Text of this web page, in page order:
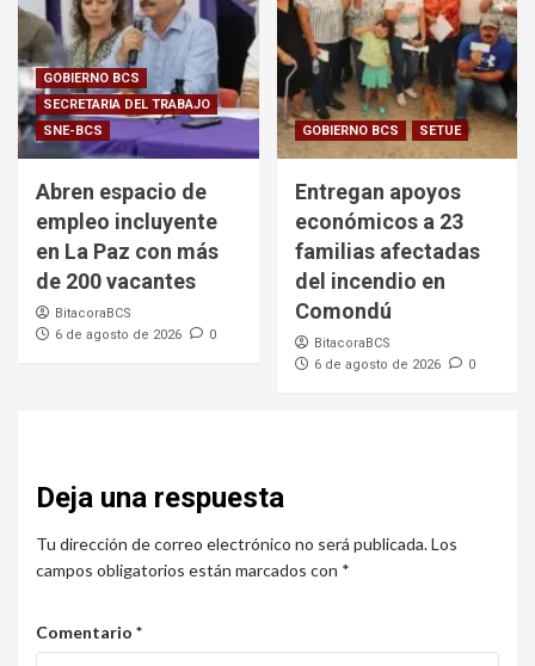
GOBIERNO BCS
SECRETARIA DEL TRABAJO
SNE-BCS
Abren espacio de
empleo incluyente
en La Paz con más
de 200 vacantes
BitacoraBCS
6 de agosto de 2026
0
GOBIERNO BCS SETUE
Entregan apoyos
económicos a 23
familias afectadas
del incendio en
Comondú
BitacoraBCS
6 de agosto de 2026
0
Deja una respuesta
Tu dirección de correo electrónico no será publicada.Los
campos obligatorios están marcados con *
Comentario *